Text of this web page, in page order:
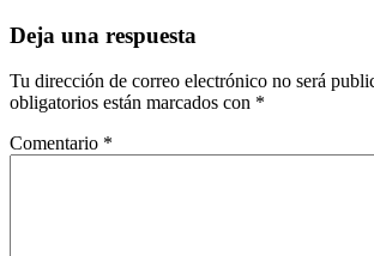
Deja una respuesta
Tu dirección de correo electrónico no será
obligatorios están marcados con *
Comentario *